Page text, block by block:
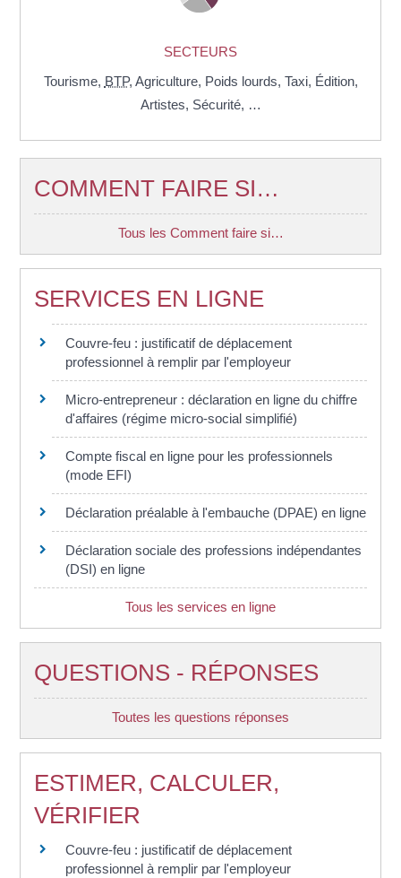
SECTEURS
Tourisme, BTP, Agriculture, Poids lourds, Taxi, Édition,
Artistes, Sécurité, …
COMMENT FAIRE SI…
Tous les Comment faire si…
SERVICES EN LIGNE
Couvre-feu : justificatif de déplacement
professionnel à remplir par l'employeur
Micro-entrepreneur : déclaration en ligne du chiffre
d'affaires (régime micro-social simplifié)
Compte fiscal en ligne pour les professionnels
(mode EFI)
Déclaration préalable à l'embauche (DPAE) en ligne
Déclaration sociale des professions indépendantes
(DSI) en ligne
Tous les services en ligne
QUESTIONS - RÉPONSES
Toutes les questions réponses
ESTIMER, CALCULER,
VÉRIFIER
Couvre-feu : justificatif de déplacement
professionnel à remplir par l'employeur